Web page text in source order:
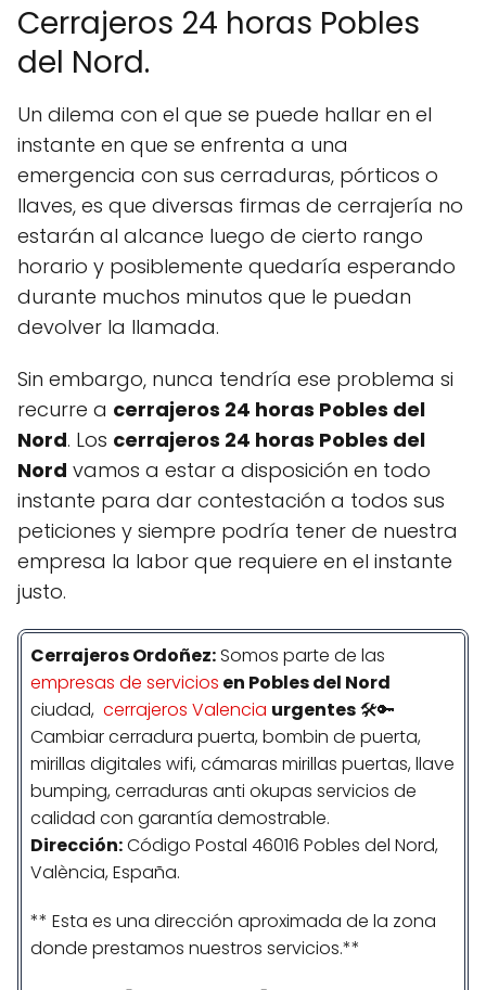
Cerrajeros 24 horas Pobles
del Nord.
Un dilema con el que se puede hallar en el
instante en que se enfrenta a una
emergencia con sus cerraduras, pórticos o
llaves, es que diversas firmas de cerrajería no
estarán al alcance luego de cierto rango
horario y posiblemente quedaría esperando
durante muchos minutos que le puedan
devolver la llamada.
Sin embargo, nunca tendría ese problema si
recurre a cerrajeros 24 horas Pobles del
Nord. Los cerrajeros 24 horas Pobles del
Nord vamos a estar a disposición en todo
instante para dar contestación a todos sus
peticiones y siempre podría tener de nuestra
empresa la labor que requiere en el instante
justo.
Cerrajeros Ordoñez:Somos parte de las
empresas de servicios en Pobles del Nord
ciudad, cerrajeros Valencia urgentes🛠️🔑
Cambiar cerradura puerta, bombin de puerta,
mirillas digitales wifi, cámaras mirillas puertas, llave
bumping, cerraduras anti okupas servicios de
calidad con garantía demostrable.
Dirección:Código Postal 46016 Pobles del Nord,
València, España.
** Esta es una dirección aproximada de la zona
donde prestamos nuestros servicios.**